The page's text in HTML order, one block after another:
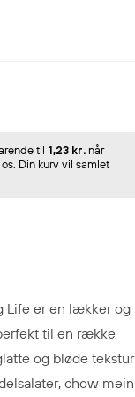
til 1,23 kr.når
Din kurv vil samlet
Life er en lækker og
til en række
og bløde tekstur
chow mein